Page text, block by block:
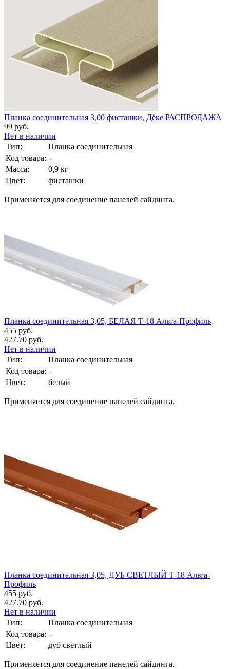
Планка соединительная 3,00 фисташки, Дёке РАСПРОДАЖА
99 руб.
Нет в наличии
Тип:
Планка соединительная
Код товара: -
Масса:
0,9 кг
Цвет:
фисташки
Применяется для соединение панелей сайдинга.
Планка соединительная 3,05, БЕЛАЯ Т-18 Альта-Профиль
455 руб.
427.70 руб.
Нет в наличии
Тип:
Планка соединительная
Код товара: -
Цвет:
белый
Применяется для соединение панелей сайдинга.
Планка соединительная 3,05, ДУБ СВЕТЛЫЙ Т-18 Альта-
Профиль
455 руб.
427.70 руб.
Нет в наличии
Тип:
Планка соединительная
Код товара: -
Цвет:
дуб светлый
Применяется для соединение панелей сайдинга.